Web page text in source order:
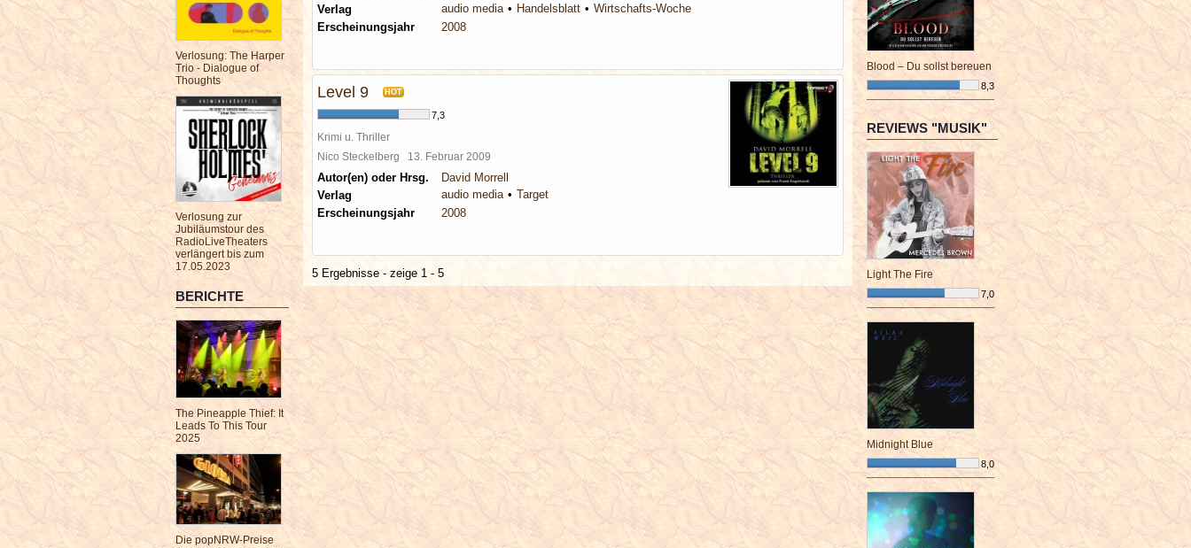
Verlosung: The Harper
Trio - Dialogue of
Thoughts
Verlosung zur
Jubiläumstour des
RadioLiveTheaters
verlängert bis zum
17.05.2023
BERICHTE
The Pineapple Thief: It
Leads To This Tour
2025
Die popNRW-Preise
Verlag
audio media Handelsblatt
Wirtschafts-Woche
Erscheinungsjahr
2008
Level 9 HOT
7,3
Krimi u. Thriller
Nico Steckelberg 13. Februar 2009
Autor(en) oder Hrsg.
David Morrell
Verlag
audio media
Target
Erscheinungsjahr
2008
5 Ergebnisse - zeige 1 - 5
Blood – Du sollst bereuen
8,3
¯¯¯¯¯¯¯¯¯¯¯¯¯¯¯¯¯¯¯¯¯¯¯¯
REVIEWS "MUSIK"
Light The Fire
7,0
¯¯¯¯¯¯¯¯¯¯¯¯¯¯¯¯¯¯¯¯¯¯¯¯
Midnight Blue
8,0
¯¯¯¯¯¯¯¯¯¯¯¯¯¯¯¯¯¯¯¯¯¯¯¯